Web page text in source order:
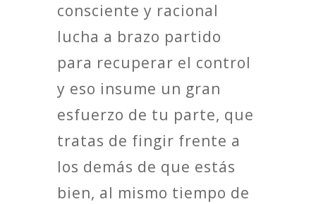
consciente y racional
lucha a brazo partido
para recuperar el control
y eso insume un gran
esfuerzo de tu parte, que
tratas de fingir frente a
los demás de que estás
bien, al mismo tiempo de